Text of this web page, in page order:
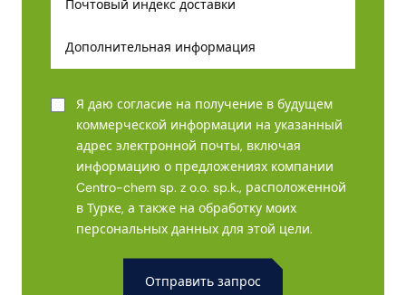
Я даю согласие на получение в будущем
коммерческой информации на указанный
адрес электронной почты, включая
информацию о предложениях компании
Centro-chem sp. z o.o. sp.k., расположенной
в Турке, а также на обработку моих
персональных данных для этой цели.